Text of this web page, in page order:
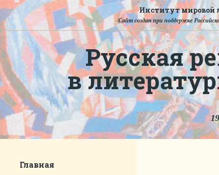
Институт мировой
Сайт создан при поддержке
Русская
в
Главная